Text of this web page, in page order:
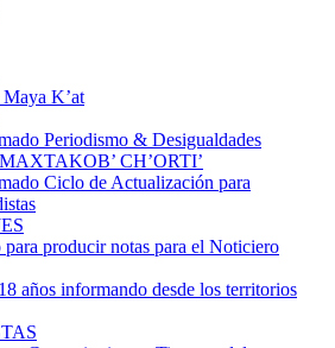
Maya K’at
Periodismo & Desigualdades
CH’ORTI’
Ciclo de Actualización para
producir notas para el Noticiero
años informando desde los territorios